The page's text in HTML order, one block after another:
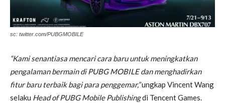
sc: twitter.com/PUBGMOBILE
“Kami senantiasa mencari cara baru untuk meningkatkan
pengalaman bermain di PUBG MOBILE dan menghadirkan
fitur baru terbaik bagi para penggemar,”ungkap Vincent Wang
selaku Head of PUBG Mobile Publishingdi Tencent Games.